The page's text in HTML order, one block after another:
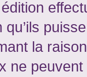
édition
la
ne